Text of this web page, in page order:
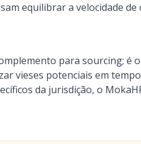
equilibrar a velocidade de
para sourcing; é
vieses potenciais em
da jurisdição, o